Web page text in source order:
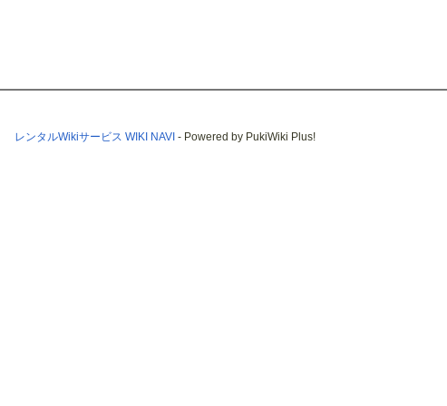
レンタルWikiサービス WIKI NAVI - Powered by PukiWiki Plus!